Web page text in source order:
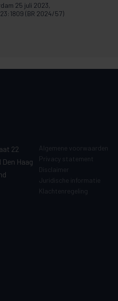
25 juli 2023,
(BR 2024/57)
22
Den Haag
Algemene voorwaarden
Privacy statement
Disclaimer
Juridische informatie
Klachtenregeling